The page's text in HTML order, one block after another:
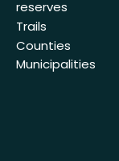
reserves
Trails
Counties
Municipalities